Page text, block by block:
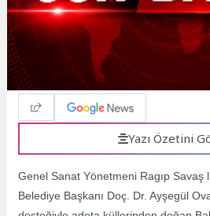
Yazı Özetini
Genel Sanat Yönetmeni Ragıp Savaş
Belediye Başkanı Doç. Dr. Ayşegül